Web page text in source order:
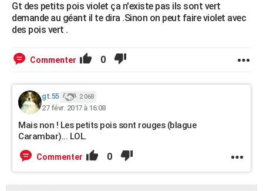
Gt des petits pois violet ça n'existe pas ils sont vert
demande au géant il te dira .Sinon on peut faire violet avec
des pois vert .
Commenter 0
gt.55 2 068
27 févr. 2017 à 16:08
Mais non ! Les petits pois sont rouges (blague
Carambar)... LOL.
Commenter 0